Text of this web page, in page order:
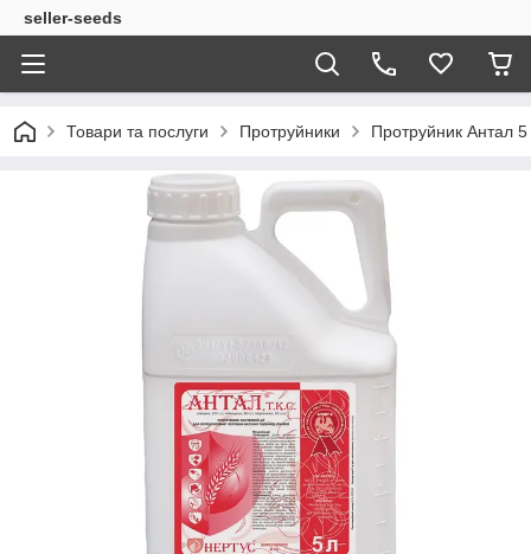
seller-seeds
Товари та послуги Протруйники Протруйник Антал 5